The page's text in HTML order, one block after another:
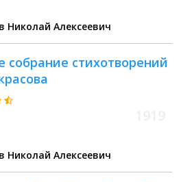
Николай Алексеевич
собрание стихотворений
Николай Алексеевич